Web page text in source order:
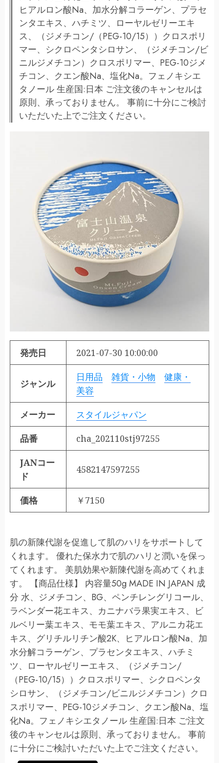
ヒアルロン酸Na、加水分解コラーゲン、プラセ
ンタエキス、ハチミツ、ローヤルゼリーエキ
ス、（ジメチコン/（PEG-10/15））クロスポリ
マー、シクロペンタシロサン、（ジメチコン/ビ
ニルジメチコン）クロスポリマー、PEG-10ジメ
チコン、クエン酸Na、塩化Na。フェノキシエ
タノール 生産国:日本 ご注文後のキャンセルは
原則、承っておりません。 事前に十分にご検討
いただいた上でご注文ください。
発売日 2021-07-30 10:00:00
ジャンル
日用品 雑貨・小物
健康・
美容
メーカー スタイルジャパン
品番 cha_202110stj97255
JANコー
ド
4582147597255
価格 ￥7150
肌の新陳代謝を促進して肌のハリをサポートして
くれます。 優れた保水力で肌のハリと潤いを保っ
てくれます。 美肌効果や新陳代謝を高めてくれま
す。 【商品仕様】 内容量50g MADE IN JAPAN 成
分 水、ジメチコン、BG、ペンチレングリコール、
ラベンダー花エキス、カニナバラ果実エキス、ビ
ルベリー葉エキス、モモ葉エキス、アルニカ花エ
キス、グリチルリチン酸2K、ヒアルロン酸Na、加
水分解コラーゲン、プラセンタエキス、ハチミ
ツ、ローヤルゼリーエキス、（ジメチコン/
（PEG-10/15））クロスポリマー、シクロペンタ
シロサン、（ジメチコン/ビニルジメチコン）クロ
スポリマー、PEG-10ジメチコン、クエン酸Na、塩
化Na。フェノキシエタノール 生産国:日本 ご注文
後のキャンセルは原則、承っておりません。 事前
に十分にご検討いただいた上でご注文ください。